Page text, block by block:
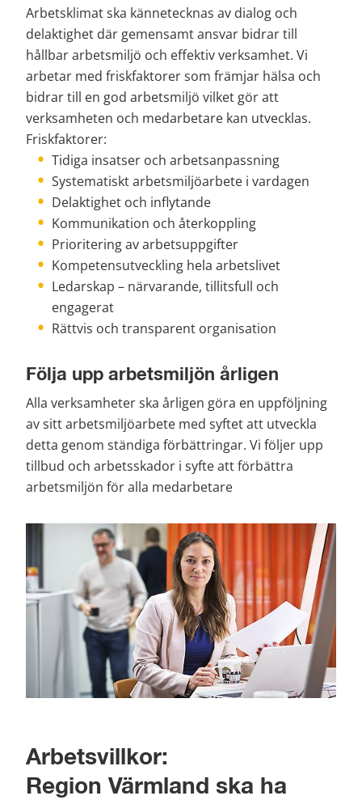
Arbetsklimat ska kännetecknas av dialog och
delaktighet där gemensamt ansvar bidrar till
hållbar arbetsmiljö och effektiv verksamhet. Vi
arbetar med friskfaktorer som främjar hälsa och
bidrar till en god arbetsmiljö vilket gör att
verksamheten och medarbetare kan utvecklas.
Friskfaktorer:
Tidiga insatser och arbetsanpassning
Systematiskt arbetsmiljöarbete i vardagen
Delaktighet och inflytande
Kommunikation och återkoppling
Prioritering av arbetsuppgifter
Kompetensutveckling hela arbetslivet
Ledarskap – närvarande, tillitsfull och
engagerat
Rättvis och transparent organisation
Följa upp arbetsmiljön årligen
Alla verksamheter ska årligen göra en uppföljning
av sitt arbetsmiljöarbete med syftet att utveckla
detta genom ständiga förbättringar. Vi följer upp
tillbud och arbetsskador i syfte att förbättra
arbetsmiljön för alla medarbetare
Arbetsvillkor:
Region Värmland ska ha